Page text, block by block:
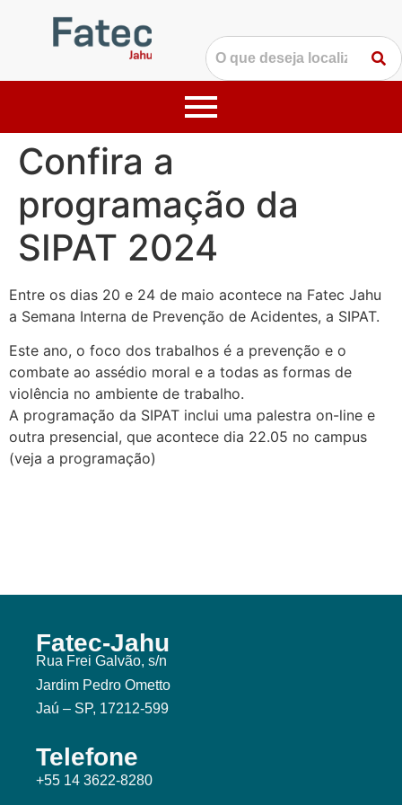
Confira a
programação da
SIPAT 2024
Entre os dias 20 e 24 de maio acontece na Fatec Jahu
a Semana Interna de Prevenção de Acidentes, a SIPAT.
Este ano, o foco dos trabalhos é a prevenção e o
combate ao assédio moral e a todas as formas de
violência no ambiente de trabalho.
A programação da SIPAT inclui uma palestra on-line e
outra presencial, que acontece dia 22.05 no campus
(veja a programação)
Fatec-Jahu
Rua Frei Galvão, s/n
Jardim Pedro Ometto
Jaú – SP, 17212-599
Telefone
+55 14 3622-8280